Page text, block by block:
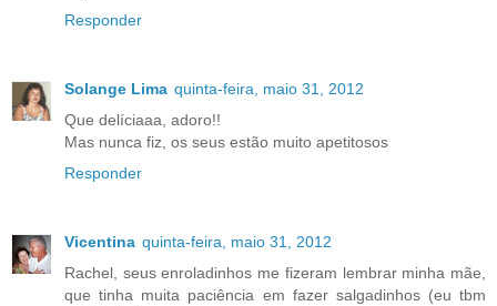
Responder
Solange Lima quinta-feira, maio 31, 2012
Que delíciaaa, adoro!!
Mas nunca fiz, os seus estão muito apetitosos
Responder
Vicentina quinta-feira, maio 31, 2012
Rachel, seus enroladinhos me fizeram lembrar minha mãe,
que tinha muita paciência em fazer salgadinhos (eu tbm